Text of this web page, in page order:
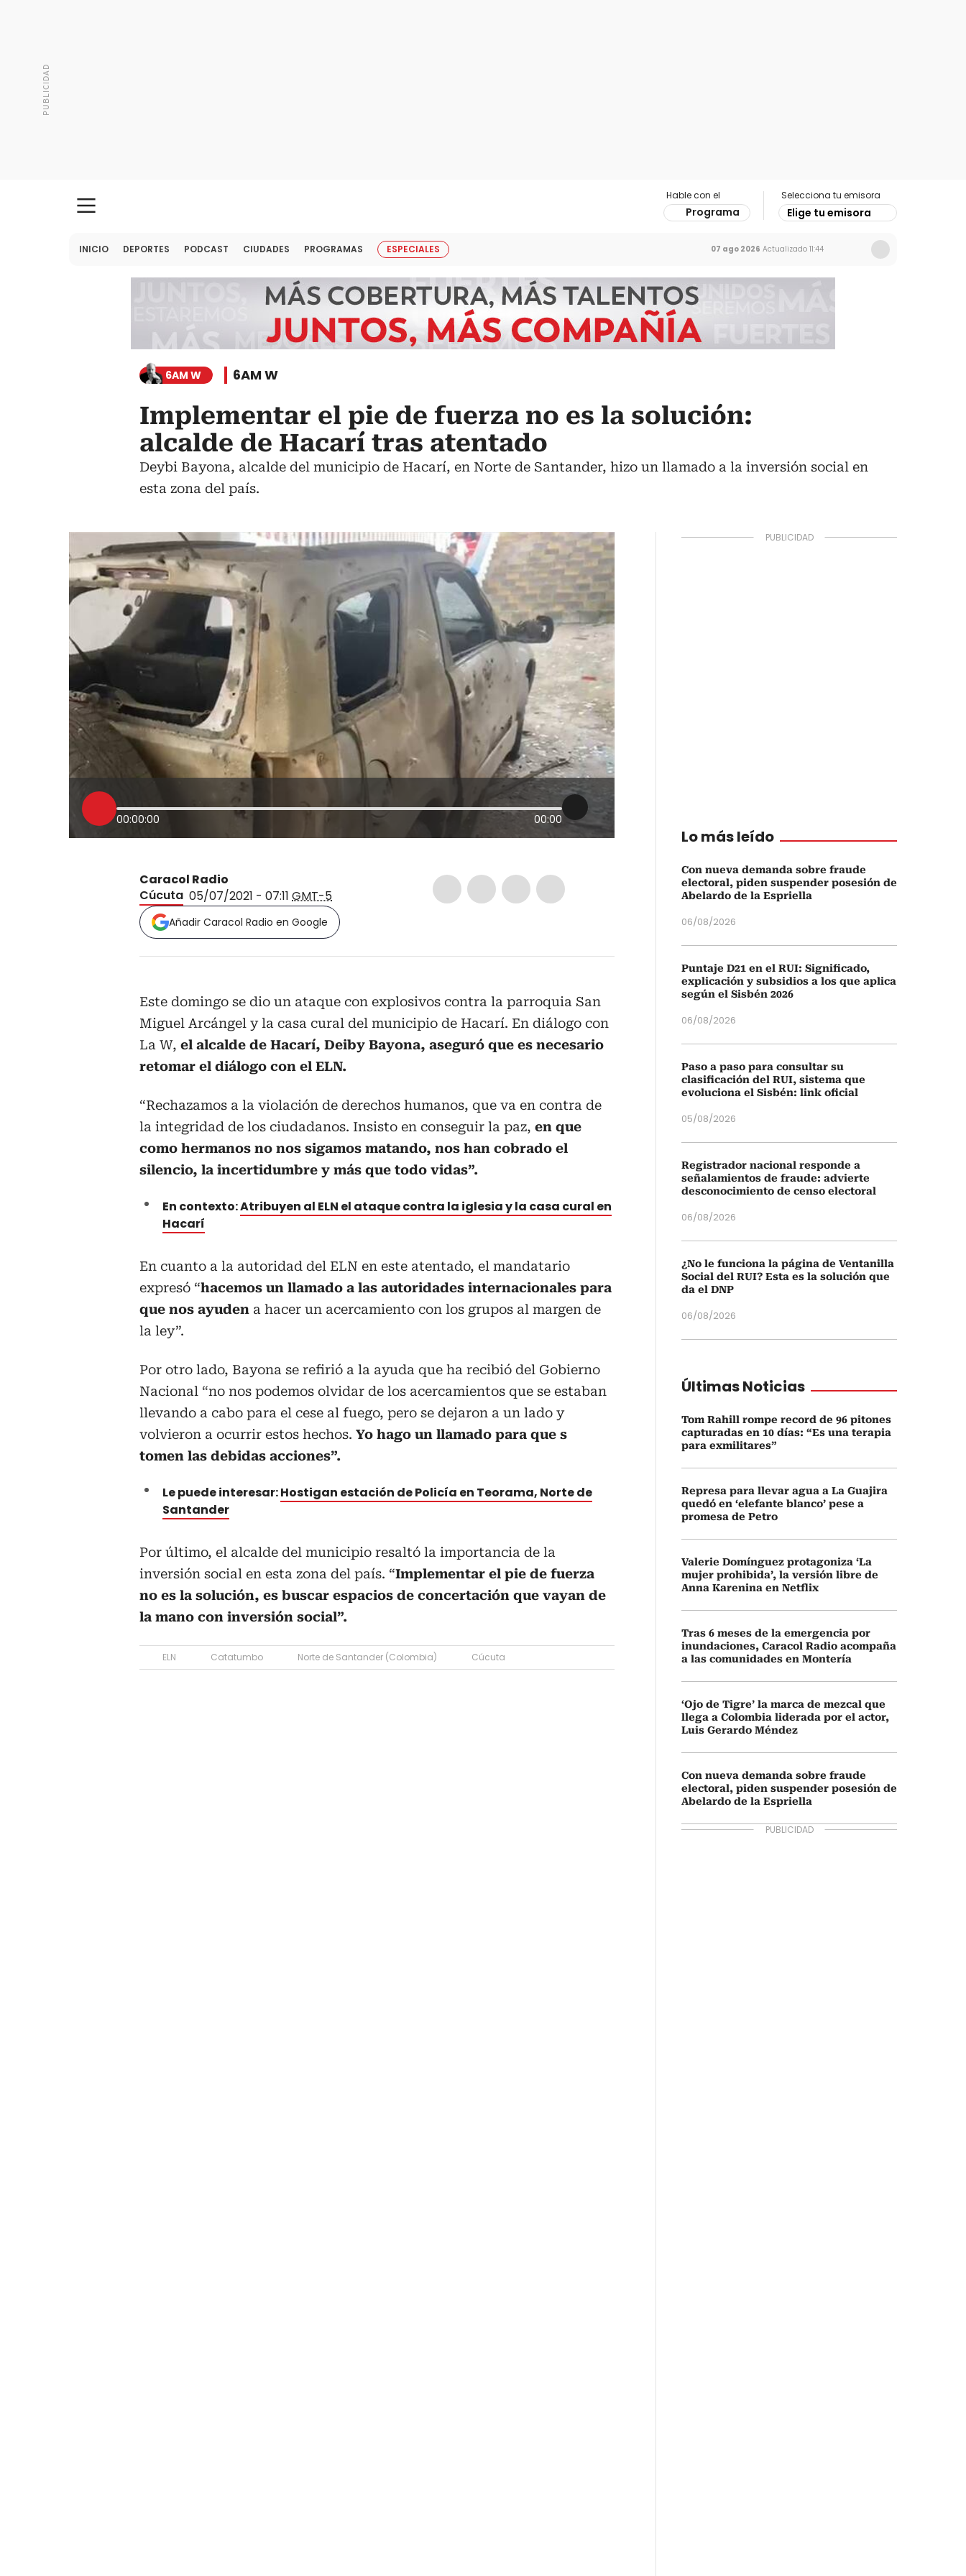
Hable con el
Programa
Selecciona tu emisora
Elige tu emisora
INICIO DEPORTES PODCAST CIUDADES PROGRAMAS ESPECIALES 07 ago 2026 Actualizado 11:44
6AM W 6AM W
Implementar el pie de fuerza no es la solución:
alcalde de Hacarí tras atentado
Deybi Bayona, alcalde del municipio de Hacarí, en Norte de Santander, hizo un llamado a la inversión social en
esta zona del país.
00:00:00 00:00
Caracol Radio
Cúcuta 05/07/2021 - 07:11 GMT-5
Añadir Caracol Radio en Google
Este domingo se dio un ataque con explosivos contra la parroquia San
Miguel Arcángel y la casa cural del municipio de Hacarí. En diálogo con
La W, el alcalde de Hacarí, Deiby Bayona, aseguró que es necesario
retomar el diálogo con el ELN.
“Rechazamos a la violación de derechos humanos, que va en contra de
la integridad de los ciudadanos. Insisto en conseguir la paz, en que
como hermanos no nos sigamos matando, nos han cobrado el
silencio, la incertidumbre y más que todo vidas”.
En contexto:Atribuyen al ELN el ataque contra la iglesia y la casa cural en
Hacarí
En cuanto a la autoridad del ELN en este atentado, el mandatario
expresó “hacemos un llamado a las autoridades internacionales para
que nos ayuden a hacer un acercamiento con los grupos al margen de
la ley”.
Por otro lado, Bayona se refirió a la ayuda que ha recibió del Gobierno
Nacional “no nos podemos olvidar de los acercamientos que se estaban
llevando a cabo para el cese al fuego, pero se dejaron a un lado y
volvieron a ocurrir estos hechos. Yo hago un llamado para que s
tomen las debidas acciones”.
Le puede interesar:Hostigan estación de Policía en Teorama, Norte de
Santander
Por último, el alcalde del municipio resaltó la importancia de la
inversión social en esta zona del país. “Implementar el pie de fuerza
no es la solución, es buscar espacios de concertación que vayan de
la mano con inversión social”.
ELN Catatumbo Norte de Santander (Colombia) Cúcuta
Lo más leído
Con nueva demanda sobre fraude
electoral, piden suspender posesión de
Abelardo de la Espriella
06/08/2026
Puntaje D21 en el RUI: Significado,
explicación y subsidios a los que aplica
según el Sisbén 2026
06/08/2026
Paso a paso para consultar su
clasificación del RUI, sistema que
evoluciona el Sisbén: link oficial
05/08/2026
Registrador nacional responde a
señalamientos de fraude: advierte
desconocimiento de censo electoral
06/08/2026
¿No le funciona la página de Ventanilla
Social del RUI? Esta es la solución que
da el DNP
06/08/2026
Últimas Noticias
Tom Rahill rompe record de 96 pitones
capturadas en 10 días: “Es una terapia
para exmilitares”
Represa para llevar agua a La Guajira
quedó en ‘elefante blanco’ pese a
promesa de Petro
Valerie Domínguez protagoniza ‘La
mujer prohibida’, la versión libre de
Anna Karenina en Netflix
Tras 6 meses de la emergencia por
inundaciones, Caracol Radio acompaña
a las comunidades en Montería
‘Ojo de Tigre’ la marca de mezcal que
llega a Colombia liderada por el actor,
Luis Gerardo Méndez
Con nueva demanda sobre fraude
electoral, piden suspender posesión de
Abelardo de la Espriella